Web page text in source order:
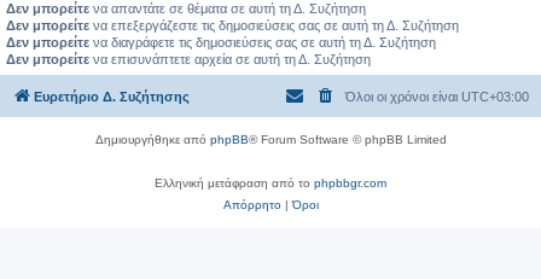
Δεν μπορείτε να απαντάτε σε θέματα σε αυτή τη Δ. Συζήτηση
Δεν μπορείτε να επεξεργάζεστε τις δημοσιεύσεις σας σε αυτή τη Δ. Συζήτηση
Δεν μπορείτε να διαγράφετε τις δημοσιεύσεις σας σε αυτή τη Δ. Συζήτηση
Δεν μπορείτε να επισυνάπτετε αρχεία σε αυτή τη Δ. Συζήτηση
Ευρετήριο Δ. Συζήτησης Όλοι οι χρόνοι είναι UTC+03:00
Δημιουργήθηκε από phpBB® Forum Software © phpBB Limited
Ελληνική μετάφραση από το phpbbgr.com
Απόρρητο|Όροι